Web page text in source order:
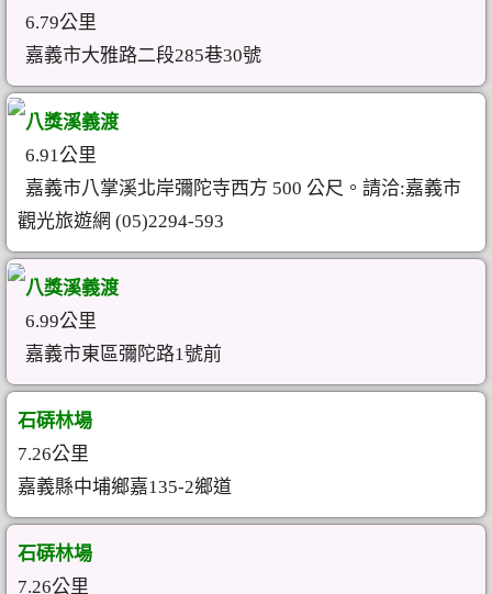
6.79公里
嘉義市大雅路二段285巷30號
八獎溪義渡
6.91公里
嘉義市八掌溪北岸彌陀寺西方 500 公尺。請洽:嘉義市
觀光旅遊網 (05)2294-593
八獎溪義渡
6.99公里
嘉義市東區彌陀路1號前
石硦林場
7.26公里
嘉義縣中埔鄉嘉135-2鄉道
石硦林場
7.26公里